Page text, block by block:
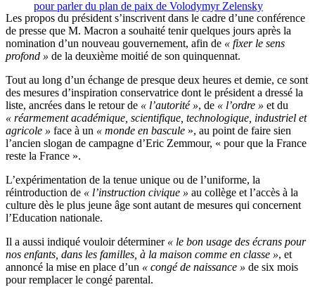
pour parler du plan de paix de Volodymyr Zelensky
Les propos du président s’inscrivent dans le cadre d’une conférence
de presse que M. Macron a souhaité tenir quelques jours après la
nomination d’un nouveau gouvernement, afin de « fixer le sens
profond » de la deuxième moitié de son quinquennat.
Tout au long d’un échange de presque deux heures et demie, ce sont
des mesures d’inspiration conservatrice dont le président a dressé la
liste, ancrées dans le retour de « l’autorité », de « l’ordre » et du
« réarmement académique, scientifique, technologique, industriel et
agricole » face à un « monde en bascule », au point de faire sien
l’ancien slogan de campagne d’Eric Zemmour, « pour que la France
reste la France ».
L’expérimentation de la tenue unique ou de l’uniforme, la
réintroduction de « l’instruction civique » au collège et l’accès à la
culture dès le plus jeune âge sont autant de mesures qui concernent
l’Education nationale.
Il a aussi indiqué vouloir déterminer « le bon usage des écrans pour
nos enfants, dans les familles, à la maison comme en classe », et
annoncé la mise en place d’un « congé de naissance » de six mois
pour remplacer le congé parental.